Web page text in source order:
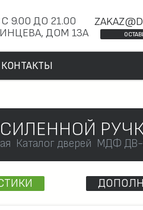
9.00 ДО 21.00
ДОМ 13А
КОНТАКТЫ
Каталог дверей МДФ